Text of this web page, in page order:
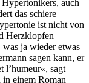
Hypertonikers, auch
das schiere
ist nicht von
Herzklopfen
ja wieder etwas
sagen kann, er
l’humeur«, sagt
in einem Roman